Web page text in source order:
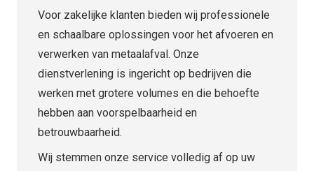
Voor zakelijke klanten bieden wij professionele
en schaalbare oplossingen voor het afvoeren en
verwerken van metaalafval. Onze
dienstverlening is ingericht op bedrijven die
werken met grotere volumes en die behoefte
hebben aan voorspelbaarheid en
betrouwbaarheid.
Wij stemmen onze service volledig af op uw